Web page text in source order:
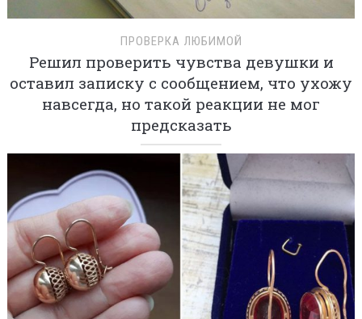
ПРОВЕРКА ЛЮБИМОЙ
Решил проверить чувства девушки и
оставил записку с сообщением, что ухожу
навсегда, но такой реакции не мог
предсказать